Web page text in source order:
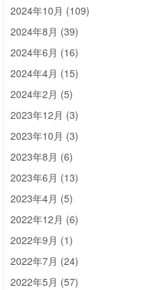
2024年10月 (109)
2024年8月 (39)
2024年6月 (16)
2024年4月 (15)
2024年2月 (5)
2023年12月 (3)
2023年10月 (3)
2023年8月 (6)
2023年6月 (13)
2023年4月 (5)
2022年12月 (6)
2022年9月 (1)
2022年7月 (24)
2022年5月 (57)